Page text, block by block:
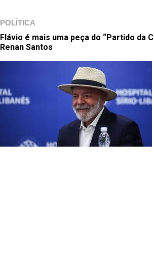
POLÍTICA
Flávio é mais uma peça do “Partido da
Renan Santos